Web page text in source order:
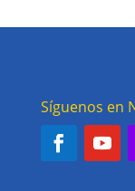
Síguenos en